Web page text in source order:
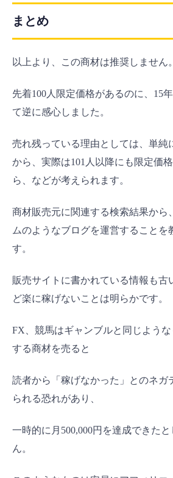
まとめ
以上より、この商材は推奨しません。
先着100人限定価格があるのに、15
て逆に感心しました。
売れ残っている理由としては、単純
から、実際は101人以降にも限定価
ら、などが考えられます。
商材販売元に関連する検索結果から
ムのようなブログを運営することを
す。
販売サイトに書かれている情報も古
ど楽に稼げないことは明らかです。
FX、競馬はギャンブルと同じよう
する商材を売ると
読者から「稼げなかった」とのネガ
られる恐れがあり、
一時的に月500,000円を達成できた
ん。